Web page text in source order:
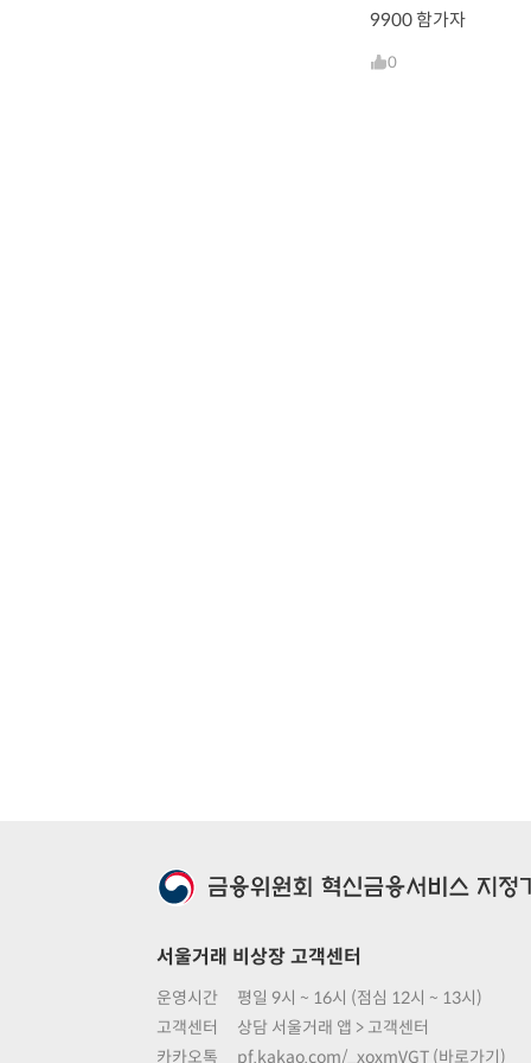
9900 함가자
0
서울거래 비상장 고객센터
운영시간
평일 9시 ~ 16시 (점심 12시 ~ 13시)
고객센터
상담 서울거래 앱 > 고객센터
카카오톡
pf.kakao.com/_xoxmVGT (바로가기)